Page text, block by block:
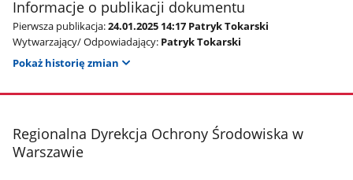
Informacje o publikacji dokumentu
Pierwsza publikacja:24.01.2025 14:17 Patryk Tokarski
Wytwarzający/ Odpowiadający: Patryk Tokarski
Pokaż historię zmian
stopka
Regionalna Dyrekcja Ochrony Środowiska w
Warszawie